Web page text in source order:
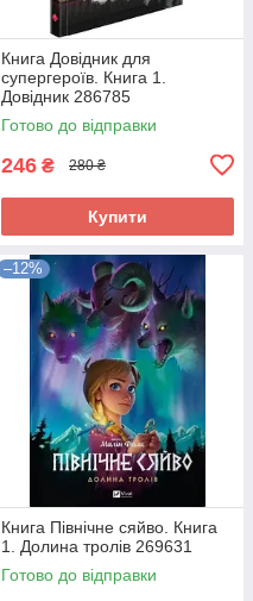
Книга Довідник для
супергероїв. Книга 1.
Довідник 286785
Готово до відправки
246 ₴ 280 ₴
Купити
–12%
Книга Північне сяйво. Книга
1. Долина тролів 269631
Готово до відправки